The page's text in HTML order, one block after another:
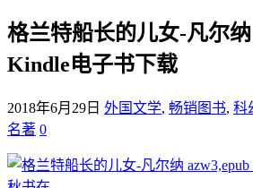
格兰特船长的儿女-凡尔纳
Kindle电子书下载
2018年6月29日 外国文学, 畅销图书, 科
名著 0